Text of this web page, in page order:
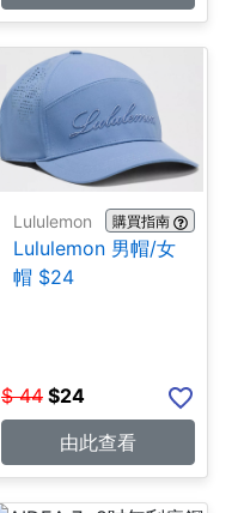
Lululemon 購買指南
Lululemon 男帽/女
帽 $24
$ 44 $24
由此查看